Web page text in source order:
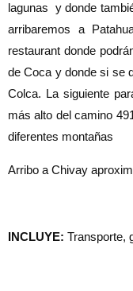
lagunas y donde
arribaremos a
restaurant donde
de Coca y donde si se
Colca. La siguiente
más alto del camino
diferentes montañas
Arribo a Chivay
INCLUYE: Transporte,